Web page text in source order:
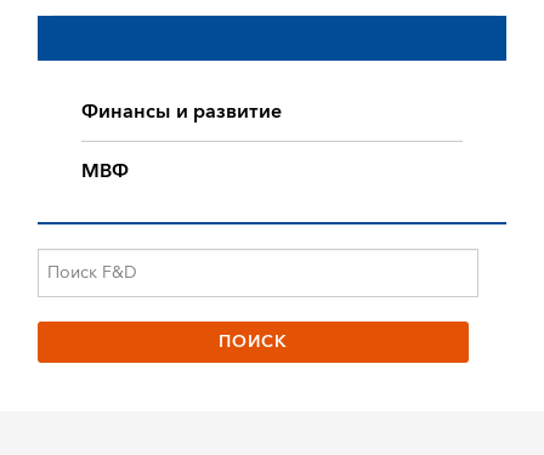
Финансы и развитие
МВФ